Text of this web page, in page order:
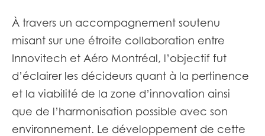
À travers un accompagnement soutenu
misant sur une étroite collaboration entre
Innovitech et Aéro Montréal, l’objectif fut
d’éclairer les décideurs quant à la pertinence
et la viabilité de la zone d’innovation ainsi
que de l’harmonisation possible avec son
environnement. Le développement de cette